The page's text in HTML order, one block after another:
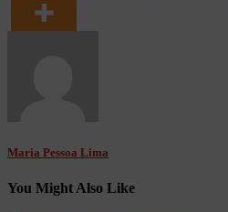
Maria Pessoa Lima
You Might Also Like